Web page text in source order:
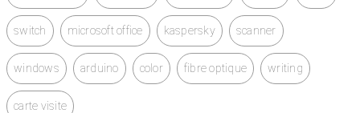
switch microsoft office kaspersky scanner
windows arduino color fibre optique writing
carte visite